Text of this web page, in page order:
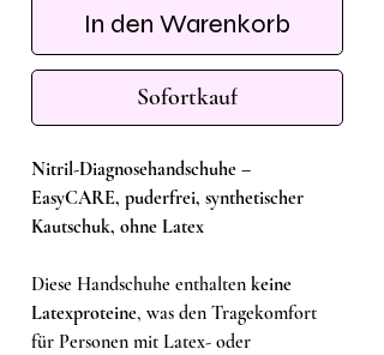
In den Warenkorb
Sofortkauf
Nitril-Diagnosehandschuhe –
EasyCARE, puderfrei, synthetischer
Kautschuk, ohne Latex
Diese Handschuhe enthalten keine
Latexproteine, was den Tragekomfort
für Personen mit Latex- oder